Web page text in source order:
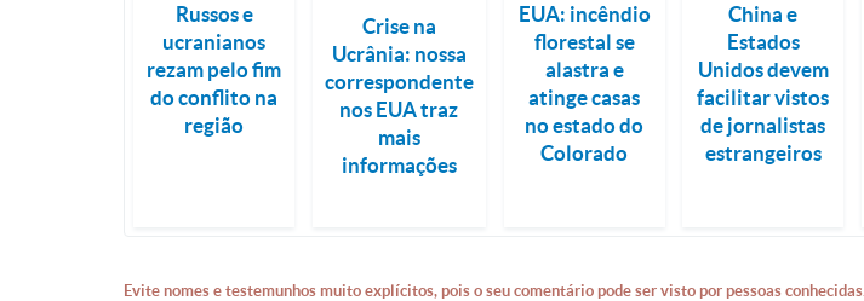
Russos e
ucranianos
rezam pelo fim
do conflito na
região
Crise na
Ucrânia: nossa
correspondente
nos EUA traz
mais
informações
EUA: incêndio
florestal se
alastra e
atinge casas
no estado do
Colorado
China e
Estados
Unidos devem
facilitar vistos
de jornalistas
estrangeiros
Evite nomes e testemunhos muito explícitos, pois o seu comentário pode ser visto por pessoas conhecidas.